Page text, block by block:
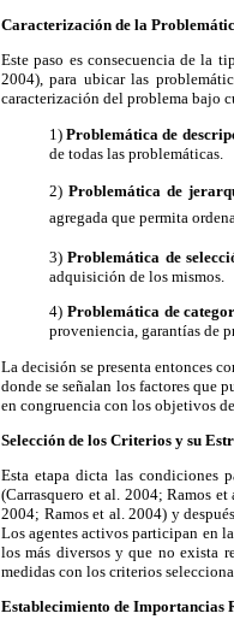
Caracterización de la
Este paso es consecuencia de la
2004), para ubicar las
caracterización del problema bajo
1)Problemática de
de todas las problemáticas.
2) Problemática de
agregada que permita
3)Problemática de
adquisición de los mismos.
4) Problemática de
proveniencia, garantías de
La decisión se presenta entonces
donde se señalan los factores que
en congruencia con los objetivos
Selección de los Criterios y su
Esta etapa dicta las condiciones
(Carrasquero et al. 2004; Ramos
2004; Ramos et al. 2004) y
Los agentes activos participan en
los más diversos y que no exista
medidas con los criterios
Establecimiento de Importancias